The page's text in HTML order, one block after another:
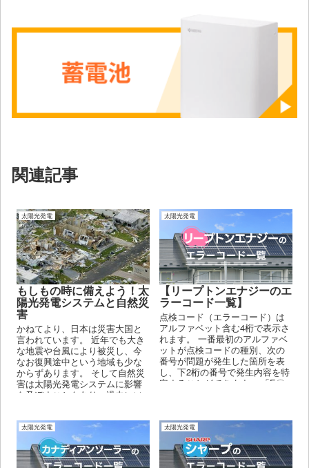
関連記事
太陽光発電
もしもの時に備えよう！太
陽光発電システムと自然災
害
かねてより、日本は災害大国と
言われています。 近年でも大き
な地震や台風により被災し、今
なお復興途中という地域も少な
からずあります。 そして自然災
害は太陽光発電システムに影響
を及ぼすこともあり、過去にソ
す。
太陽光発電
【リープトンエナジーのエ
ラーコード一覧】
点検コード（エラーコード）は
アルファベット含む4桁で表示さ
れます。 一番最初のアルファベ
ットが点検コードの種別、次の
番号が問題が発生した箇所を表
し、下2桁の番号で発生内容を特
定することができます。 「E〇
太陽光発電 太陽光発電